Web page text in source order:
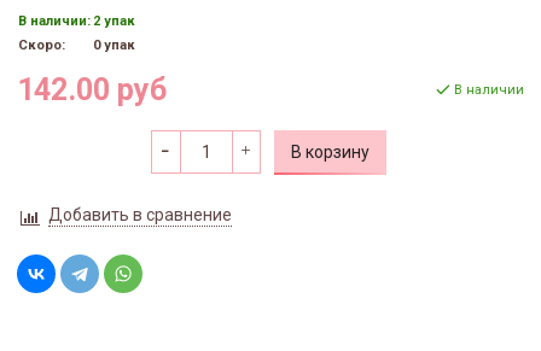
В наличии: 2 упак
Скоро:
0 упак
142.00 руб В наличии
В корзину
Добавить в сравнение